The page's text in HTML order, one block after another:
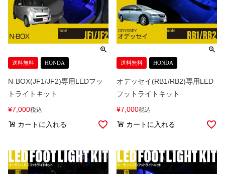
送料無料 HONDA
N-BOX(JF1/JF2)専用LEDフッ
トライトキット
¥7,000税込
カートに入れる
送料無料 HONDA
オデッセイ(RB1/RB2)専用LED
フットライトキット
¥7,000税込
カートに入れる